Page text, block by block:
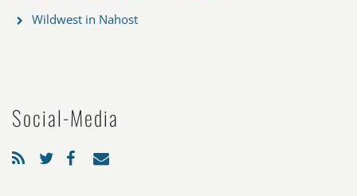
Wildwest in Nahost
Social-Media